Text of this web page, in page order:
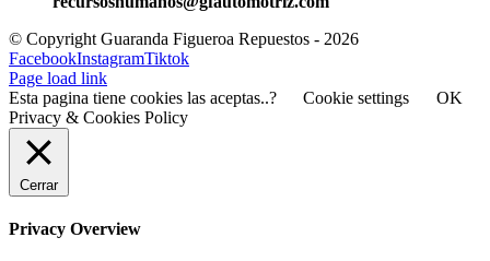
© Copyright Guaranda Figueroa Repuestos - 2026
FacebookInstagramTiktok
Page load link
Esta pagina tiene cookies las aceptas..?
Cookie settings
OK
Privacy & Cookies Policy
Cerrar
Privacy Overview